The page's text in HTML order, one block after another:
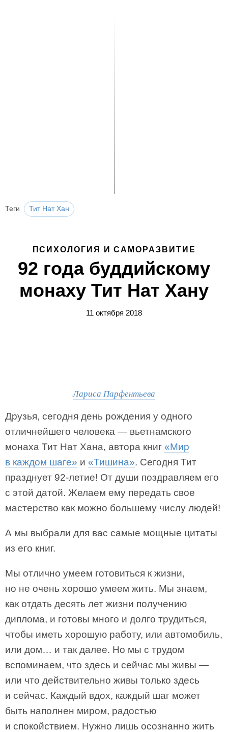
Теги Тит Нат Хан
ПСИХОЛОГИЯ И САМОРАЗВИТИЕ
92 года буддийскому
монаху Тит Нат Хану
11 октября 2018
Лариса Парфентьева
Друзья, сегодня день рождения у одного
отличнейшего человека — вьетнамского
монаха Тит Нат Хана, автора книг «Мир
в каждом шаге» и «Тишина». Сегодня Тит
празднует 92-летие! От души поздравляем его
с этой датой. Желаем ему передать свое
мастерство как можно большему числу людей!
А мы выбрали для вас самые мощные цитаты
из его книг.
Мы отлично умеем готовиться к жизни,
но не очень хорошо умеем жить. Мы знаем,
как отдать десять лет жизни получению
диплома, и готовы много и долго трудиться,
чтобы иметь хорошую работу, или автомобиль,
или дом… и так далее. Но мы с трудом
вспоминаем, что здесь и сейчас мы живы —
или что действительно живы только здесь
и сейчас. Каждый вдох, каждый шаг может
быть наполнен миром, радостью
и спокойствием. Нужно лишь осознанно жить